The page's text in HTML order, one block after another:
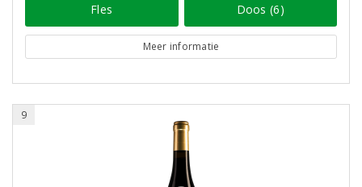
Fles Doos (6)
Meer informatie
9